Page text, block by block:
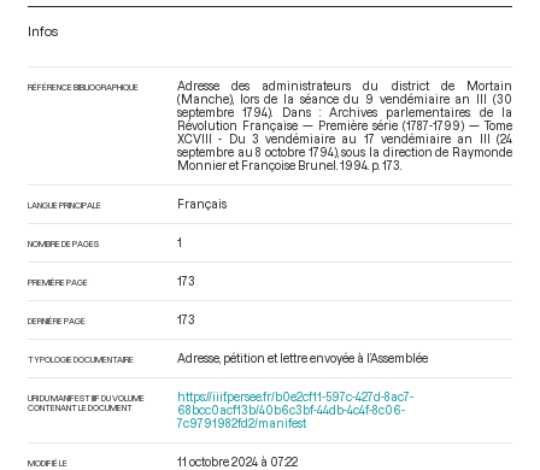
Infos
RÉFÉRENCE BIBLIOGRAPHIQUE
Adresse des administrateurs du district de Mortain
(Manche), lors de la séance du 9 vendémiaire an III (30
septembre 1794). Dans : Archives parlementaires de la
Révolution Française — Première série (1787-1799) — Tome
XCVIII - Du 3 vendémiaire au 17 vendémiaire an III (24
septembre au 8 octobre 1794), sous la direction de Raymonde
Monnier et Françoise Brunel. 1994. p. 173.
LANGUE PRINCIPALE Français
NOMBRE DE PAGES 1
PREMIÈRE PAGE 173
DERNIÈRE PAGE 173
TYPOLOGIE DOCUMENTAIRE Adresse, pétition et lettre envoyée à l’Assemblée
URI DU MANIFEST IIIF DU VOLUME
CONTENANT LE DOCUMENT
https://iiif.persee.fr/b0e2cf11-597c-427d-8ac7-
68bcc0acf13b/40b6c3bf-44db-4c4f-8c06-
7c9791982fd2/manifest
MODIFIÉ LE 11 octobre 2024 à 07:22